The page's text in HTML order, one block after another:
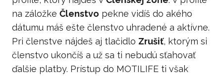
na záložke Členstvo pekne vidíš do akého
dátumu máš ešte členstvo uhradené a aktívne.
Pri členstve nájdeš aj tlačidlo Zrušiť, ktorým si
členstvo ukončíš a už sa ti nebudú sťahovať
ďalšie platby. Prístup do MOTILIFE ti však